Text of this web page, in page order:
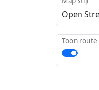
Toon route